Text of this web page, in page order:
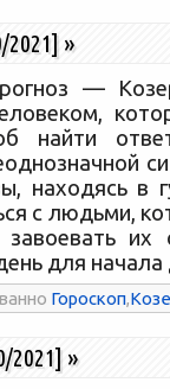
2021] »
—
найти
находясь в
с людьми,
завоевать их
для
Гороскоп,
2021] »